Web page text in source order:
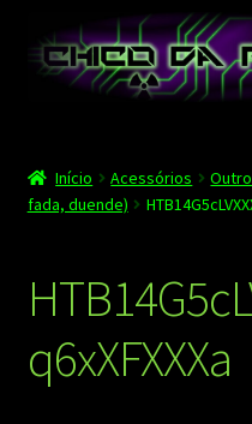
para
navegação
para
Depoimentos
Carrinho
Finalizar compra
Início Acessórios
fada, duende)
q6xXFXXXa